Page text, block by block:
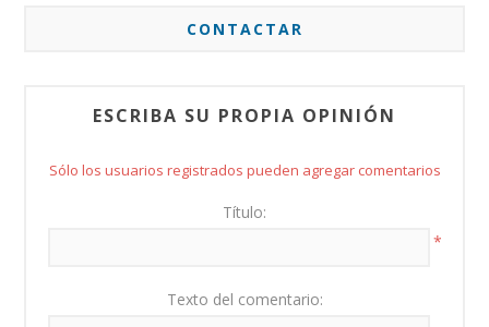
CONTACTAR
ESCRIBA SU PROPIA OPINIÓN
Sólo los usuarios registrados pueden agregar comentarios
Título:
*
Texto del comentario: